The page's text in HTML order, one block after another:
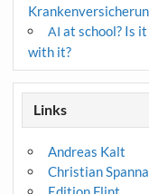
AI at school? Is
with it?
Links
Andreas Kalt
Christian